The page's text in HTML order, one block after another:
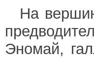
На
Эномай,